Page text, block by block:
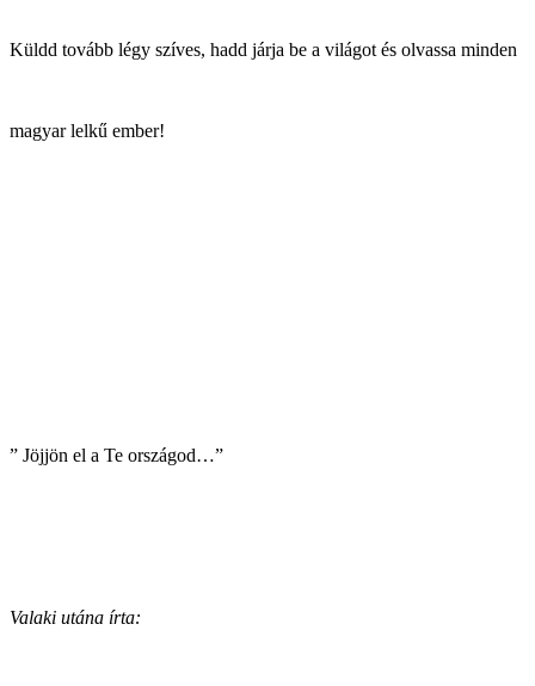
Küldd tovább légy szíves, hadd járja be a világot és olvassa minden
magyar lelkű ember!
” Jöjjön el a Te országod…”
Valaki utána írta: